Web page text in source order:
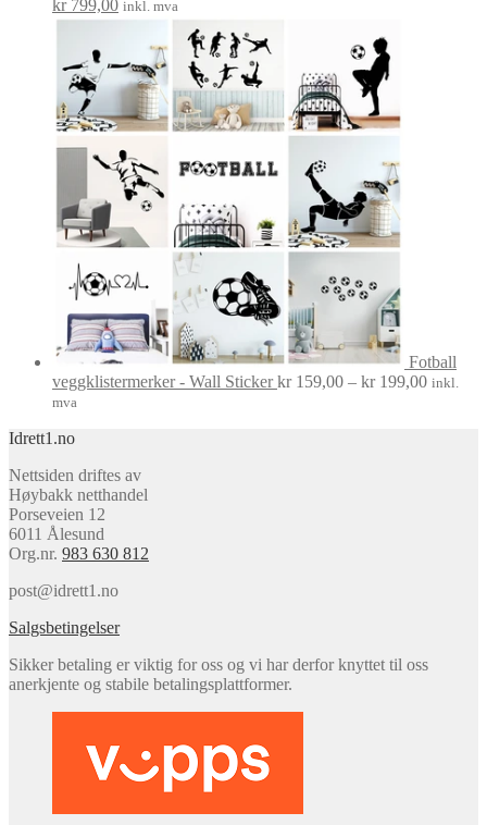
Opprinnelig
pris
kr 899,00.
kr799,00Nåværende
pris
kr 799,00.
inkl. mva
Fotball
veggklistermerker - Wall Sticker kr159,00 – kr199,00 inkl.
mva
Idrett1.no
Nettsiden driftes av
Høybakk netthandel
Porseveien 12
6011 Ålesund
Org.nr. 983 630 812
post@idrett1.no
Salgsbetingelser
Sikker betaling er viktig for oss og vi har derfor knyttet til oss
anerkjente og stabile betalingsplattformer.